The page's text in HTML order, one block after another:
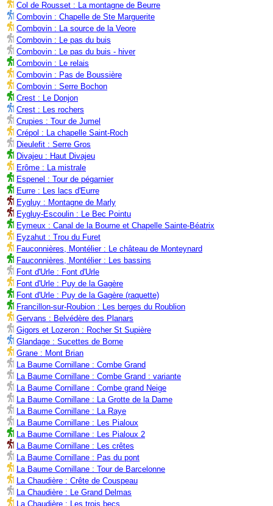
Col de Rousset : La montagne de Beurre
Combovin : Chapelle de Ste Marguerite
Combovin : La source de la Veore
Combovin : Le pas du buis
Combovin : Le pas du buis - hiver
Combovin : Le relais
Combovin : Pas de Boussière
Combovin : Serre Bochon
Crest : Le Donjon
Crest : Les rochers
Crupies : Tour de Jumel
Crépol : La chapelle Saint-Roch
Dieulefit : Serre Gros
Divajeu : Haut Divajeu
Erôme : La mistrale
Espenel : Tour de pégarnier
Eurre : Les lacs d'Eurre
Eygluy : Montagne de Marly
Eygluy-Escoulin : Le Bec Pointu
Eymeux : Canal de la Bourne et Chapelle Sainte-Béatrix
Eyzahut : Trou du Furet
Fauconnières, Montélier : Le château de Monteynard
Fauconnières, Montélier : Les bassins
Font d'Urle : Font d'Urle
Font d'Urle : Puy de la Gagère
Font d'Urle : Puy de la Gagère (raquette)
Francillon-sur-Roubion : Les berges du Roublion
Gervans : Belvédère des Planars
Gigors et Lozeron : Rocher St Supière
Glandage : Sucettes de Borne
Grane : Mont Brian
La Baume Cornillane : Combe Grand
La Baume Cornillane : Combe Grand : variante
La Baume Cornillane : Combe grand Neige
La Baume Cornillane : La Grotte de la Dame
La Baume Cornillane : La Raye
La Baume Cornillane : Les Pialoux
La Baume Cornillane : Les Pialoux 2
La Baume Cornillane : Les crêtes
La Baume Cornillane : Pas du pont
La Baume Cornillane : Tour de Barcelonne
La Chaudière : Crête de Couspeau
La Chaudière : Le Grand Delmas
La Chaudière : Les trois becs